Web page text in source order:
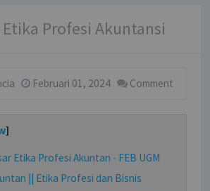
Etika Profesi Akuntansi
Februari 01, 2024 Comment
]
Etika Profesi Akuntan - FEB UGM
|| Etika Profesi dan Bisnis